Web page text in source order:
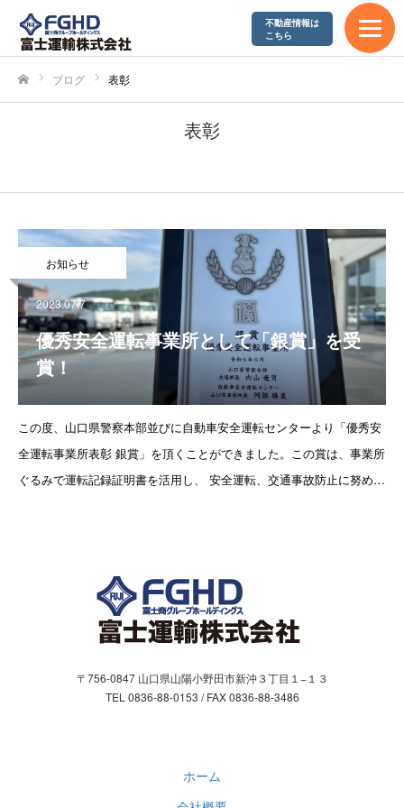
エコアクション21
やまぐち健康経営企業
採用情報
募集要項
富士運輸が求める人材
先輩社員の声
お問合わせ
お問い合わせフォーム
ブログ 表彰
表彰
お知らせ
2023.07.7
優秀安全運転事業所として「銀賞」を受
賞！
この度、山口県警察本部並びに自動車安全運転センターより「優秀安
全運転事業所表彰 銀賞」を頂くことができました。この賞は、事業所
ぐるみで運転記録証明書を活用し、 安全運転、交通事故防止に努め、
不動産情報は
こちら
〒756-0847 山口県山陽小野田市新沖３丁目１−１３
TEL 0836-88-0153 / FAX 0836-88-3486
ホーム